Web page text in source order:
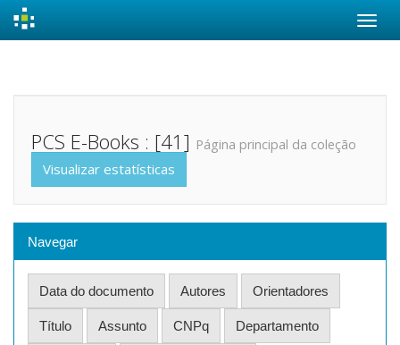
PCS E-Books : [41] Página principal da coleção
Visualizar estatísticas
Navegar